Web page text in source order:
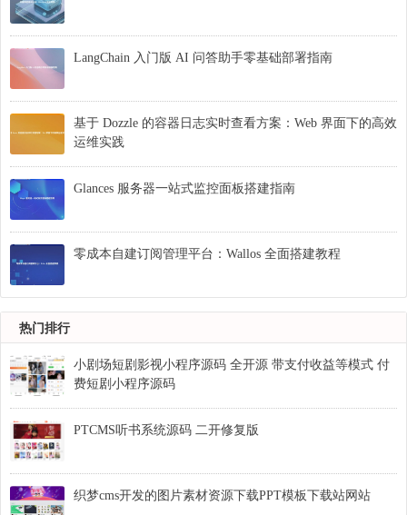
LangChain 入门版 AI 问答助手零基础部署指南
基于 Dozzle 的容器日志实时查看方案：Web 界面下的高效
运维实践
Glances 服务器一站式监控面板搭建指南
零成本自建订阅管理平台：Wallos 全面搭建教程
热门排行
小剧场短剧影视小程序源码 全开源 带支付收益等模式 付
费短剧小程序源码
PTCMS听书系统源码 二开修复版
织梦cms开发的图片素材资源下载PPT模板下载站网站